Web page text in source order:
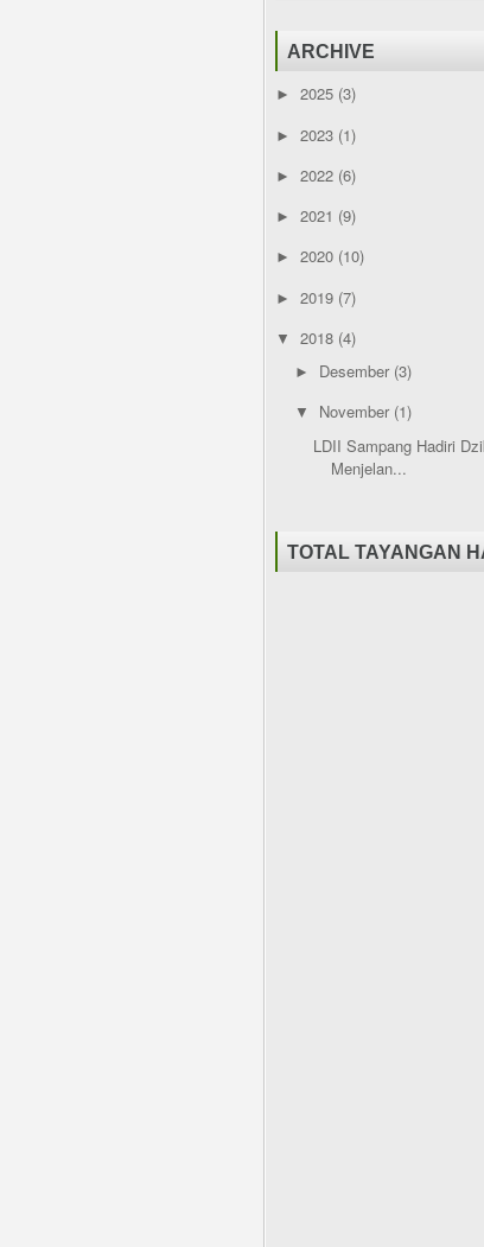
ARCHIVE
► 2025 (3)
► 2023 (1)
► 2022 (6)
► 2021 (9)
► 2020 (10)
► 2019 (7)
▼ 2018 (4)
► Desember (3)
▼ November (1)
LDII Sampang Hadiri
Menjelan...
TOTAL TAYANGAN